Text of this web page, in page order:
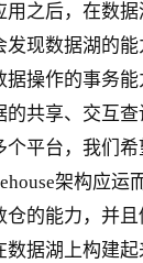
用之后，在数
发现数据湖的
操作的事务能
的共享、交互
个平台，我们
架构应运
仓的能力，并
据湖上构建起